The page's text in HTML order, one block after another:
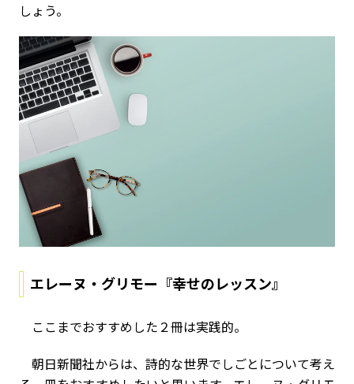
しょう。
エレーヌ・グリモー『幸せのレッスン』
ここまでおすすめした２冊は実践的。
朝日新聞社からは、詩的な世界でしごとについて考え